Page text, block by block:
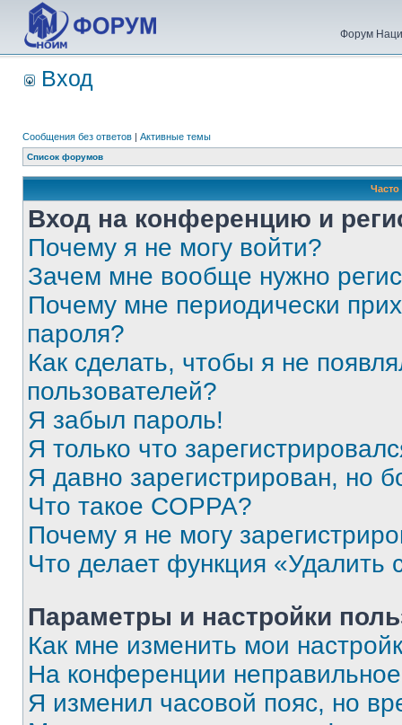
Форум
Вход
Сообщения без ответов | Активные темы
Список форумов
Вход на конференцию и
Почему я не могу войти?
Зачем мне вообще нужно
Почему мне периодически
пароля?
Как сделать, чтобы я не
пользователей?
Я забыл пароль!
Я только что
Я давно зарегистрирован, но
Что такое COPPA?
Почему я не могу
Что делает функция «Удалить
Параметры и настройки
Как мне изменить мои
На конференции
Я изменил часовой пояс, но